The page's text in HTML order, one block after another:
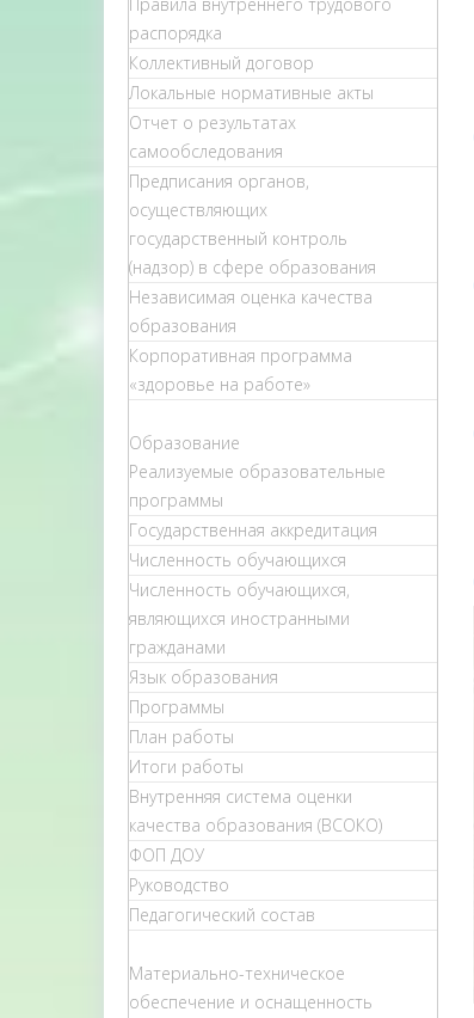
распорядка
Коллективный договор
Локальные нормативные акты
Отчет о результатах
самообследования
Предписания органов,
осуществляющих
государственный контроль
(надзор) в сфере образования
Независимая оценка качества
образования
Корпоративная программа
«здоровье на работе»
Образование
Реализуемые образовательные
программы
Государственная аккредитация
Численность обучающихся
Численность обучающихся,
являющихся иностранными
гражданами
Язык образования
Программы
План работы
Итоги работы
Внутренняя система оценки
качества образования (ВСОКО)
ФОП ДОУ
Руководство
Педагогический состав
Материально-техническое
обеспечение и оснащенность